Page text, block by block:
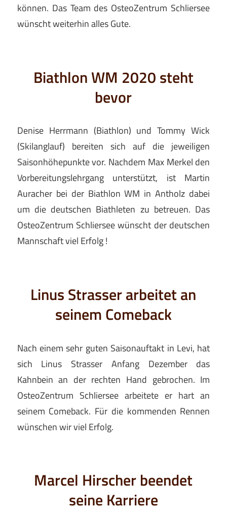
können. Das Team des OsteoZentrum Schliersee
wünscht weiterhin alles Gute.
Biathlon WM 2020 steht
bevor
Denise Herrmann (Biathlon) und Tommy Wick
(Skilanglauf) bereiten sich auf die jeweiligen
Saisonhöhepunkte vor. Nachdem Max Merkel den
Vorbereitungslehrgang unterstützt, ist Martin
Auracher bei der Biathlon WM in Antholz dabei
um die deutschen Biathleten zu betreuen. Das
OsteoZentrum Schliersee wünscht der deutschen
Mannschaft viel Erfolg !
Linus Strasser arbeitet an
seinem Comeback
Nach einem sehr guten Saisonauftakt in Levi, hat
sich Linus Strasser Anfang Dezember das
Kahnbein an der rechten Hand gebrochen. Im
OsteoZentrum Schliersee arbeitete er hart an
seinem Comeback. Für die kommenden Rennen
wünschen wir viel Erfolg.
Marcel Hirscher beendet
seine Karriere